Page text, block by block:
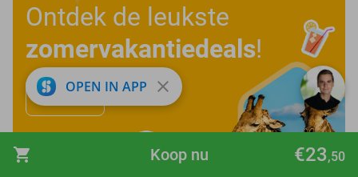
shopping_cart €23,50
Koop nu
Ontdek de leukste
zomervakantiedeals!
Bekijk nu
OPEN IN APP close